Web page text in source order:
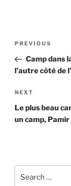
Previous
Post
PREVIOUS
Camp dans
l’autre côté de
Next
Post
NEXT
Le plus beau
un camp, Pamir
for: